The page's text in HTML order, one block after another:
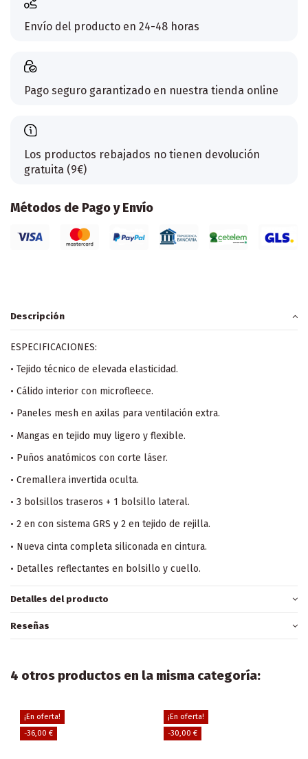
Envío del producto en 24-48 horas
Pago seguro garantizado en nuestra tienda online
Los productos rebajados no tienen devolución
gratuita (9€)
Métodos de Pago y Envío
Descripción
ESPECIFICACIONES:
• Tejido técnico de elevada elasticidad.
• Cálido interior con microfleece.
• Paneles mesh en axilas para ventilación extra.
• Mangas en tejido muy ligero y flexible.
• Puños anatómicos con corte láser.
• Cremallera invertida oculta.
• 3 bolsillos traseros + 1 bolsillo lateral.
• 2 en con sistema GRS y 2 en tejido de rejilla.
• Nueva cinta completa siliconada en cintura.
• Detalles reflectantes en bolsillo y cuello.
Detalles del producto
Reseñas
4 otros productos en la misma categoría:
¡En oferta!
-36,00 €
¡En oferta!
-30,00 €